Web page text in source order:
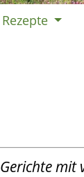
Rezepte
mit